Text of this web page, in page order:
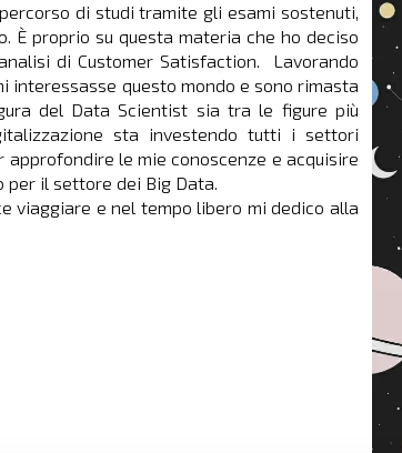
di studi tramite gli esami sostenuti,
È proprio su questa materia che ho deciso
di Customer Satisfaction. Lavorando
interessasse questo mondo e sono rimasta
del Data Scientist sia tra le figure più
sta investendo tutti i settori
le mie conoscenze e acquisire
per il settore dei Big Data.
viaggiare e nel tempo libero mi dedico alla